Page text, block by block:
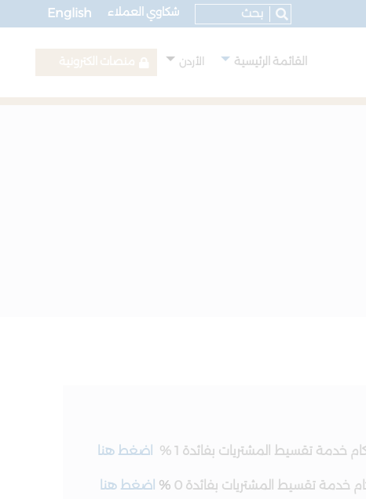
English شكاوي العملاء
القائمة الرئيسية الأردن
خدمة تقسيط المشتريات بفائدة 1 %
اضغط هنا
خدمة تقسيط المشتريات بفائدة 0
% اضغط هنا